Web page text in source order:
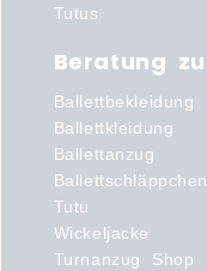
Tutus
Beratung zu
Ballettbekleidung
Ballettkleidung
Ballettanzug
Ballettschläppchen
Tutu
Wickeljacke
Turnanzug Shop